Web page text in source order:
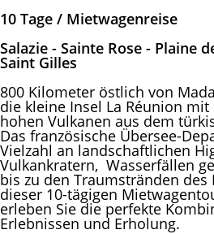
10 Tage / Mietwagenreise
Salazie - Sainte Rose - Plaine
Saint Gilles
800 Kilometer östlich von
die kleine Insel La Réunion
hohen Vulkanen aus dem
Das französische Übersee-
Vielzahl an landschaftlichen
Vulkankratern, Wasserfällen
bis zu den Traumstränden des
dieser 10-tägigen
erleben Sie die perfekte
Erlebnissen und Erholung.